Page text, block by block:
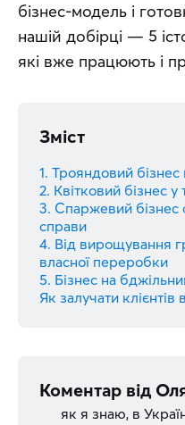
бізнес-модель і
нашій добірці — 5
які вже працюють і
Зміст
1. Трояндовий бізнес
2. Квітковий бізнес у
3. Спаржевий бізнес
справи
4. Від вирощування
власної переробки
5. Бізнес на
Як залучати клієнтів
Коментар від
як я знаю, в